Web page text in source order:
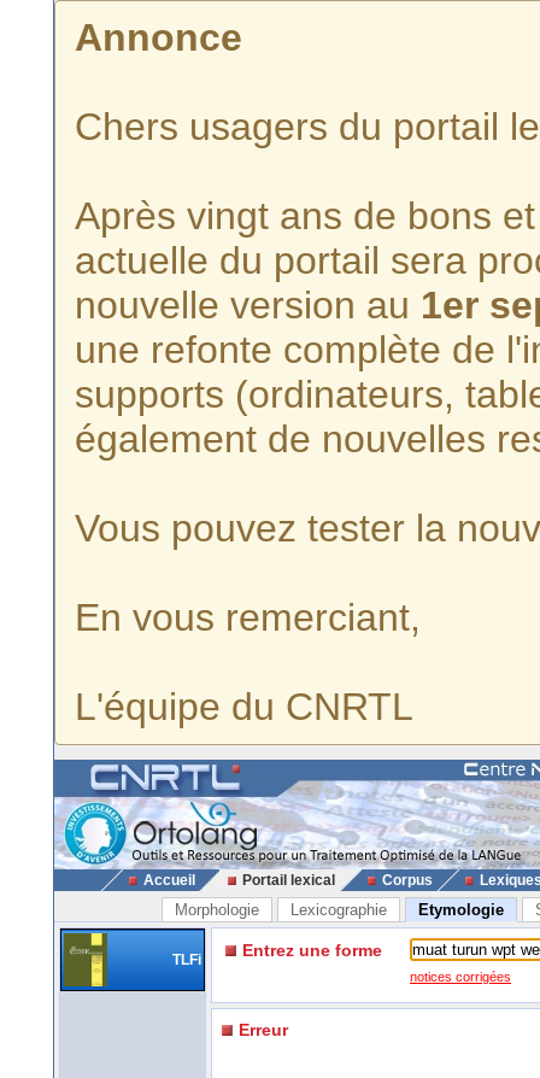
Annonce
Chers usagers du portail
Après vingt ans de bons
actuelle du portail sera
nouvelle version au 1er
une refonte complète de
supports (ordinateurs,
également de nouvelles
Vous pouvez tester la
En vous remerciant,
L'équipe du CNRTL
Accueil Portail lexical Corpus
Morphologie Lexicographie Etymologie
TLFi Entrez une forme
notices corrigées
Erreur